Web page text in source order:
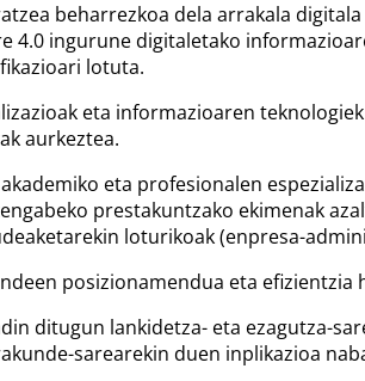
beharrezkoa dela arrakala
4.0 ingurune digitaletako
lotuta.
eta informazioaren
aurkeztea.
eta profesionalen
prestakuntzako ekimenak
loturikoak (enpresa-
posizionamendua eta
ditugun lankidetza- eta ezagutza-
sarearekin duen inplikazioa